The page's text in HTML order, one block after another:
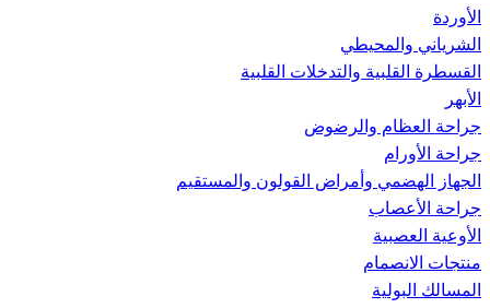
الأوردة
الشرياني والمحيطي
القسطرة القلبية والتدخلات القلبية
الأبهر
جراحة العظام والرضوض
جراحة الأورام
الجهاز الهضمي وأمراض القولون والمستقيم
جراحة الأعصاب
الأوعية العصبية
منتجات الانصمام
المسالك البولية